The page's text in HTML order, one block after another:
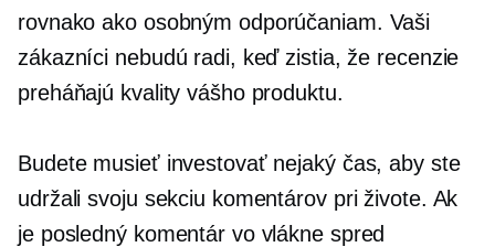
rovnako ako osobným odporúčaniam. Vaši
zákazníci nebudú radi, keď zistia, že recenzie
preháňajú kvality vášho produktu.
Budete musieť investovať nejaký čas, aby ste
udržali svoju sekciu komentárov pri živote. Ak
je posledný komentár vo vlákne spred